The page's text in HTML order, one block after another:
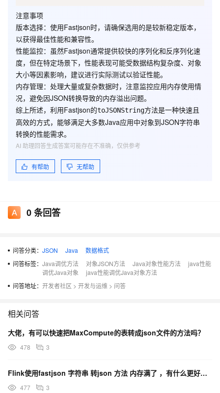
注意事项
版本选择：使用Fastjson时，请确保选用的是较新稳定版本，
以获得最佳性能和兼容性。
性能监控：虽然Fastjson通常提供较快的序列化和反序列化速
度，但在特定场景下，性能表现可能受数据结构复杂度、对象
大小等因素影响，建议进行实际测试以验证性能。
内存管理：处理大量或复杂数据时，注意监控应用内存使用情
况，避免因JSON转换导致的内存溢出问题。
综上所述，利用Fastjson的toJSONString方法是一种快速且
高效的方式，能够满足大多数Java应用中对象到JSON字符串
转换的性能需求。
有帮助 无帮助
AI 助理回答生成答案可能存在不准确，仅供参考
0条回答
问答分类： JSON Java
数据格式
问答标签： Java调优方法 对象JSON方法 Java对象性能方法
java性能
调优Java对象
java性能调优Java对象方法
问答地址： 开发者社区 > 开发与运维 > 问答
相关问答
大佬，有可以快速把MaxCompute的表转成json文件的方法吗？
478 3
Flink使用fastjson 字符串 转json 方法 内存满了 ，有什么更好的方法 处理吗？
477 3